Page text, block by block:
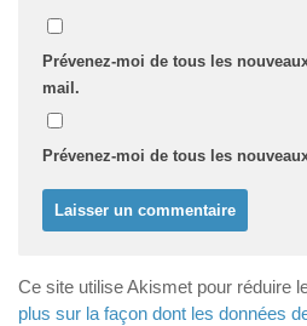
Prévenez-moi de tous les
mail.
Prévenez-moi de tous les
Ce site utilise Akismet pour réduire
plus sur la façon dont les données